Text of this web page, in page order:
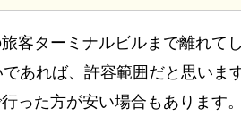
客ターミナルビルまで離れて
あれば、許容範囲だと思いま
った方が安い場合もあります。